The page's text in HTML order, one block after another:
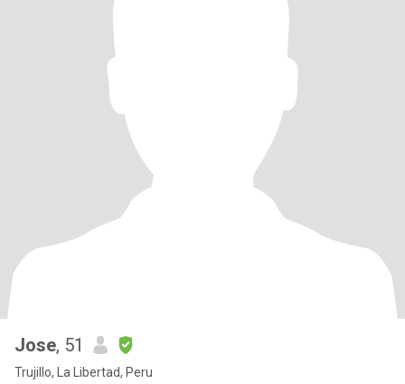
Jose, 51
Trujillo, La Libertad, Peru